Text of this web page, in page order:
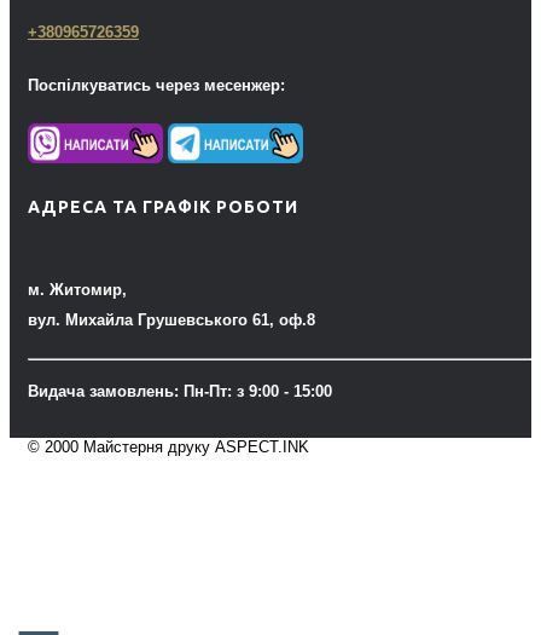
+380965726359
Поспілкуватись через месенжер:
АДРЕСА ТА ГРАФІК РОБОТИ
м. Житомир,
вул. Михайла Грушевського 61, оф.8
Видача замовлень: Пн-Пт: з 9:00 - 15:00
© 2000 Майстерня друку ASPECT.INK